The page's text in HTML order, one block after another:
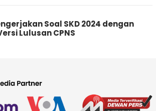
Soal SKD 2024 dengan
Lulusan CPNS